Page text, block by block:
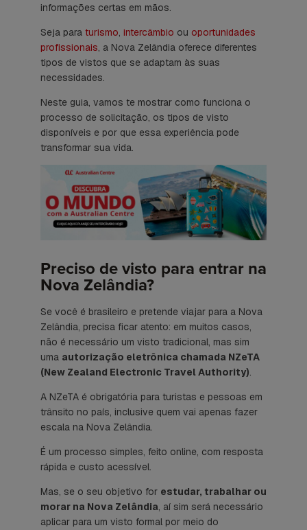
informações certas em mãos.
Seja para turismo, intercâmbio ou oportunidades
profissionais, a Nova Zelândia oferece diferentes
tipos de vistos que se adaptam às suas
necessidades.
Neste guia, vamos te mostrar como funciona o
processo de solicitação, os tipos de visto
disponíveis e por que essa experiência pode
transformar sua vida.
Preciso de visto para entrar na
Nova Zelândia?
Se você é brasileiro e pretende viajar para a Nova
Zelândia, precisa ficar atento: em muitos casos,
não é necessário um visto tradicional, mas sim
uma autorização eletrônica chamada NZeTA
(New Zealand Electronic Travel Authority).
A NZeTA é obrigatória para turistas e pessoas em
trânsito no país, inclusive quem vai apenas fazer
escala na Nova Zelândia.
É um processo simples, feito online, com resposta
rápida e custo acessível.
Mas, se o seu objetivo for estudar, trabalhar ou
morar na Nova Zelândia, aí sim será necessário
aplicar para um visto formal por meio do